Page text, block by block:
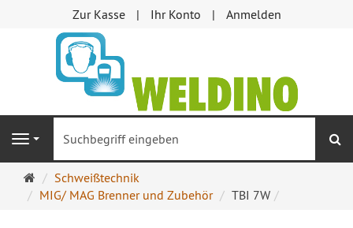
Zur Kasse Ihr Konto Anmelden
Navigation
Startseite
Schweißtechnik
MIG/ MAG Brenner und Zubehör
TBI 7W